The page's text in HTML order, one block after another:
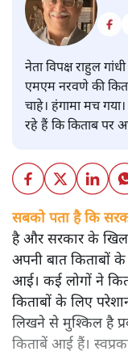
नेता विपक्ष राहुल
एमएम नरवणे की
चाहे। हंगामा मच
रहे हैं कि किताब पर
सबको पता है कि
है और सरकार के
अपनी बात किताबों
आई। कई लोगों ने
किताबों के लिए
लिखने से मुश्किल है
किताबें आई हैं।